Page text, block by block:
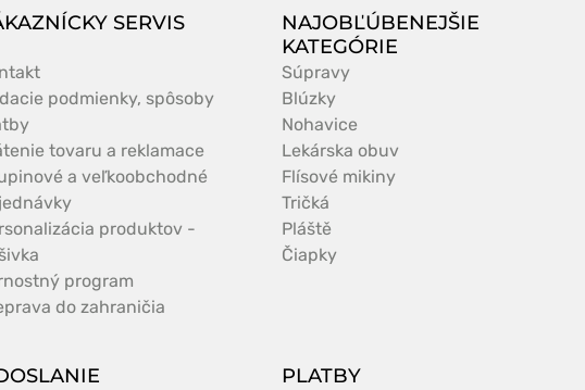
SERVIS
podmienky, spôsoby
tovaru a reklamace
a veľkoobchodné
produktov -
program
do zahraničia
NAJOBĽÚBENEJŠIE
KATEGÓRIE
Súpravy
Blúzky
Nohavice
Lekárska obuv
Flísové mikiny
Tričká
Pláště
Čiapky
PLATBY